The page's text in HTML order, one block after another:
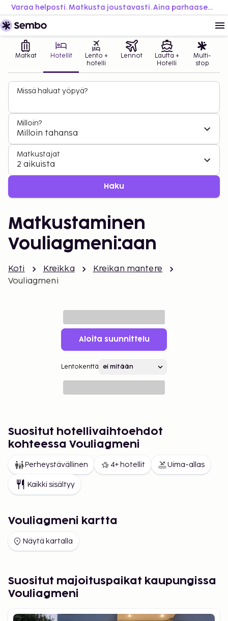
Varaa helposti. Matkusta joustavasti. Aina parhaaseen hintaan.
Matkat Hotellit
Lento +
hotelli
Lennot
Lautta +
Hotelli
Multi-
stop
Missä haluat yöpyä?
Milloin?
Milloin tahansa
Matkustajat
2 aikuista
Haku
Matkustaminen
Vouliagmeni:aan
Koti Kreikka
Kreikan mantere
Vouliagmeni
Aloita suunnittelu
Lentokenttä
Suositut hotellivaihtoehdot
kohteessa Vouliagmeni
Perheystävällinen 4+ hotellit Uima-allas
Kaikki sisältyy
Vouliagmeni kartta
Näytä kartalla
Suositut majoituspaikat kaupungissa
Vouliagmeni